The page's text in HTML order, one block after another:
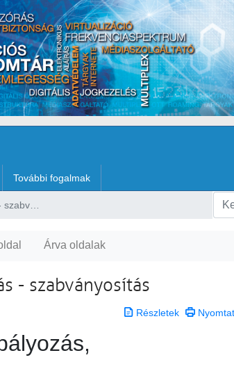
További fogalmak
Árva oldalak
- szabványosítás
Részletek